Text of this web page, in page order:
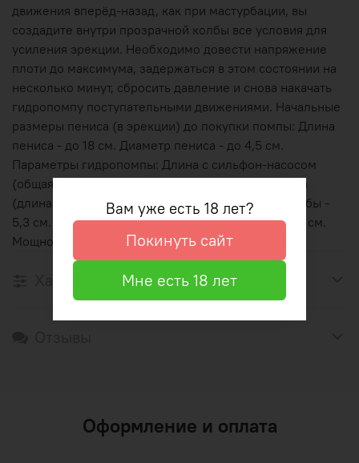
движения вперёд-назад, как при мастурбации, вы
создадите внутри прозрачной колбы все условия для
усиления эрекции. Необходимо довести напряжение
плоти до максимума, задержаться в этом состоянии на
несколько минут, сбросить давление и снова накачать
гидропомпу поступательными движениями. Начальные
размеры пениса (в эрекции) до покупки помпы: Длина
пениса - до 18 см. Диаметр пениса - до 4,5 см.
Параметры гидропомпы: Длина с сильфон-насосом
(общая длина) - 26 см. Длина без сильфон-насоса
(длина колбы) - 22,5 см. Внутренний диаметр колбы -
5,3 см. Внутренний диаметр сильфон-насоса - 5,7 см.
Мощность - 0,33 бар.
Характеристики
Оформление и оплата
Вам уже есть 18 лет?
Покинуть сайт
Мне есть 18 лет